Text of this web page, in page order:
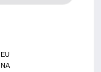
EU
NA